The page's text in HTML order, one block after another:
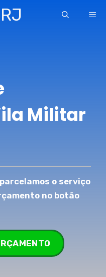
Militar
o serviço
no botão